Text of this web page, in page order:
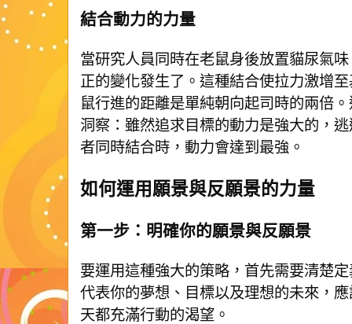
結合動力的力量
當研究人員同時在老鼠身後放置貓尿氣
正的變化發生了。這種結合使拉力激增
鼠行進的距離是單純朝向起司時的兩倍
洞察：雖然追求目標的動力是強大的，
者同時結合時，動力會達到最強。
如何運用願景與反願景的力量
第一步：明確你的願景與反願景
要運用這種強大的策略，首先需要清楚
代表你的夢想、目標以及理想的未來，
天都充滿行動的渴望。